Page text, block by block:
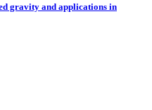
gravity and applications in